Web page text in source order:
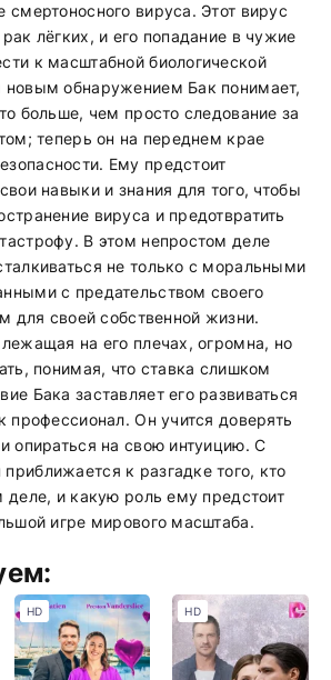
смертоносного вируса. Этот вирус
лёгких, и его попадание в чужие
к масштабной биологической
обнаружением Бак понимает,
больше, чем просто следование за
теперь он на переднем крае
Ему предстоит
навыки и знания для того, чтобы
вируса и предотвратить
В этом непростом деле
не только с моральными
с предательством своего
для своей собственной жизни.
на его плечах, огромна, но
понимая, что ставка слишком
Бака заставляет его развиваться
профессионал. Он учится доверять
опираться на свою интуицию. С
к разгадке того, кто
деле, и какую роль ему предстоит
игре мирового масштаба.
HD HD